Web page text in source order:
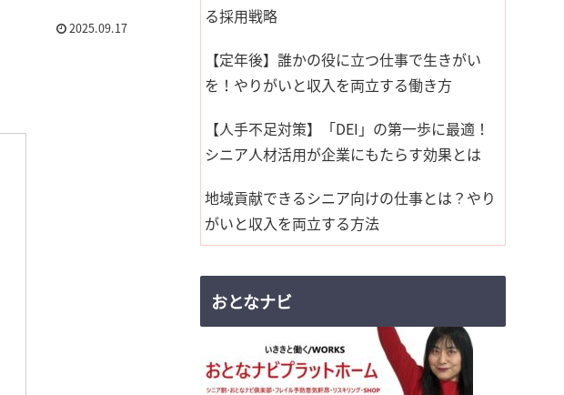
2025.09.17
る採用戦略
【定年後】誰かの役に立つ仕事で生きがい
を！やりがいと収入を両立する働き方
【人手不足対策】「DEI」の第一歩に最適！
シニア人材活用が企業にもたらす効果とは
地域貢献できるシニア向けの仕事とは？やり
がいと収入を両立する方法
おとなナビ